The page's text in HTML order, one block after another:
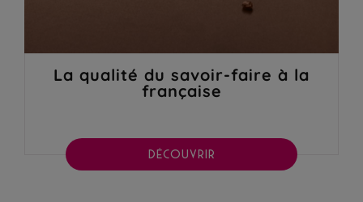
La qualité du savoir-faire à la
française
DÉCOUVRIR